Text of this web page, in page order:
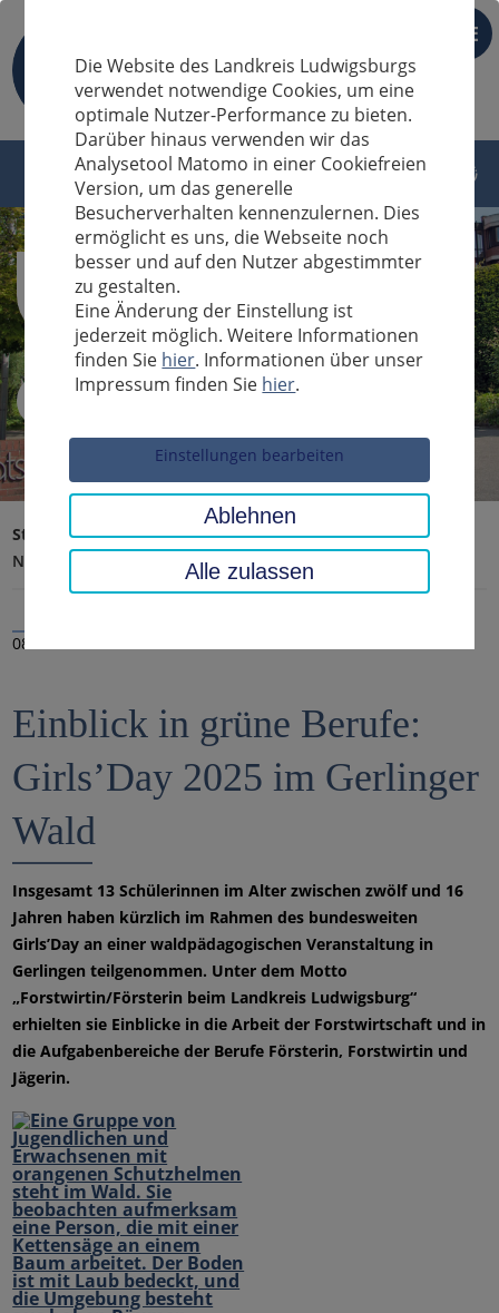
DE
Sucheingabe
Startseite Landratsamt, Landkreis
Aktuelles
Nachrichten
08.04.2025
Einblick in grüne Berufe:
Girls’Day 2025 im Gerlinger
Wald
Insgesamt 13 Schülerinnen im Alter zwischen zwölf und 16
Jahren haben kürzlich im Rahmen des bundesweiten
Girls’Day an einer waldpädagogischen Veranstaltung in
Gerlingen teilgenommen. Unter dem Motto
„Forstwirtin/Försterin beim Landkreis Ludwigsburg“
erhielten sie Einblicke in die Arbeit der Forstwirtschaft und in
die Aufgabenbereiche der Berufe Försterin, Forstwirtin und
Jägerin.
Die Website des Landkreis Ludwigsburgs
verwendet notwendige Cookies, um eine
optimale Nutzer-Performance zu bieten.
Darüber hinaus verwenden wir das
Analysetool Matomo in einer Cookiefreien
Version, um das generelle
Besucherverhalten kennenzulernen. Dies
ermöglicht es uns, die Webseite noch
besser und auf den Nutzer abgestimmter
zu gestalten.
Eine Änderung der Einstellung ist
jederzeit möglich. Weitere Informationen
finden Sie hier. Informationen über unser
Impressum finden Sie hier.
Einstellungen bearbeiten
Ablehnen
Alle zulassen